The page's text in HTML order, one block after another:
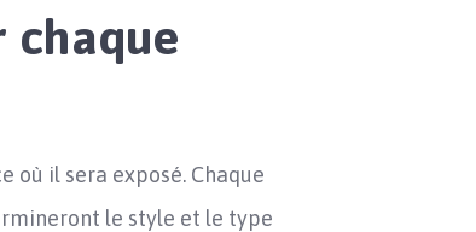
chaque
où il sera exposé. Chaque
le style et le type